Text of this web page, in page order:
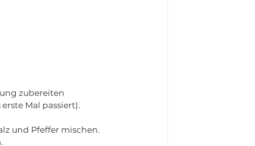
zubereiten
erste Mal passiert).
und Pfeffer mischen.